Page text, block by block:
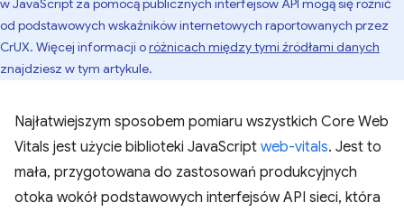
w JavaScript za pomocą publicznych interfejsów API mogą się różnić
od podstawowych wskaźników internetowych raportowanych przez
CrUX. Więcej informacji oróżnicach między tymi źródłami danych
znajdziesz w tym artykule.
Najłatwiejszym sposobem pomiaru wszystkich Core Web
Vitals jest użycie biblioteki JavaScript web-vitals. Jest to
mała, przygotowana do zastosowań produkcyjnych
otoka wokół podstawowych interfejsów API sieci, która